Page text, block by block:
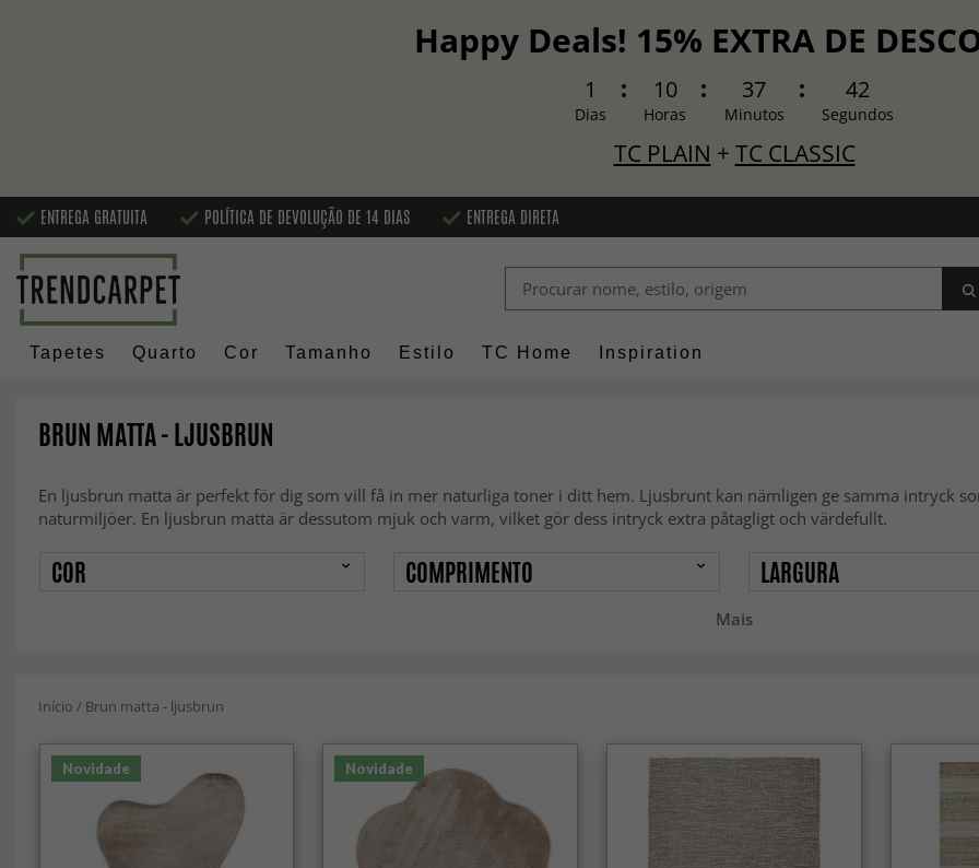
Happy Deals! 15% EXTRA DE
1
Dias
10
Horas
37
Minutos
41
Segundos
TC PLAIN + TC CLASSIC
ENTREGA GRATUITA POLÍTICA DE DEVOLUÇÃO DE 14 DIAS ENTREGA DIRETA
Tapetes Quarto Cor Tamanho Estilo TC Home Inspiration
BRUN MATTA - LJUSBRUN
En ljusbrun matta är perfekt för dig som vill få in mer naturliga toner i ditt hem. Ljusbrunt kan nämligen ge samma intryck
naturmiljöer. En ljusbrun matta är dessutom mjuk och varm, vilket gör dess intryck extra påtagligt och värdefullt.
Mais
COR COMPRIMENTO LARGURA
Início / Brun matta - ljusbrun
Novidade Novidade